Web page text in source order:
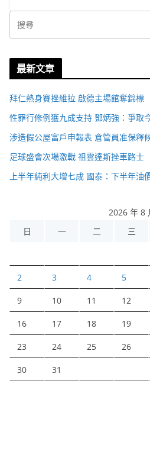
最新文章
拜仁熱身賽挫維拉 啟德主場館奪錦標
性罪行修例獲九成支持 鄧炳強：爭取
涉造假公屋富戶申報表 倉管員准保釋
足球盛會次場激戰 祖雲達斯挫車路士
上半年純利大增七成 國泰：下半年油
2026 年 8
日
一 二 三
2 3 4 5
9 10 11 12
16 17 18 19
23 24 25 26
30 31